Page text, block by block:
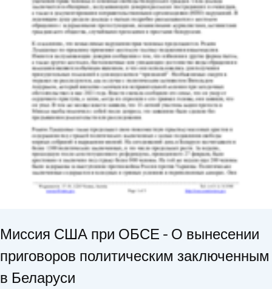
Миссия США при ОБСЕ - О вынесении
приговоров политическим заключенным
в Беларуси